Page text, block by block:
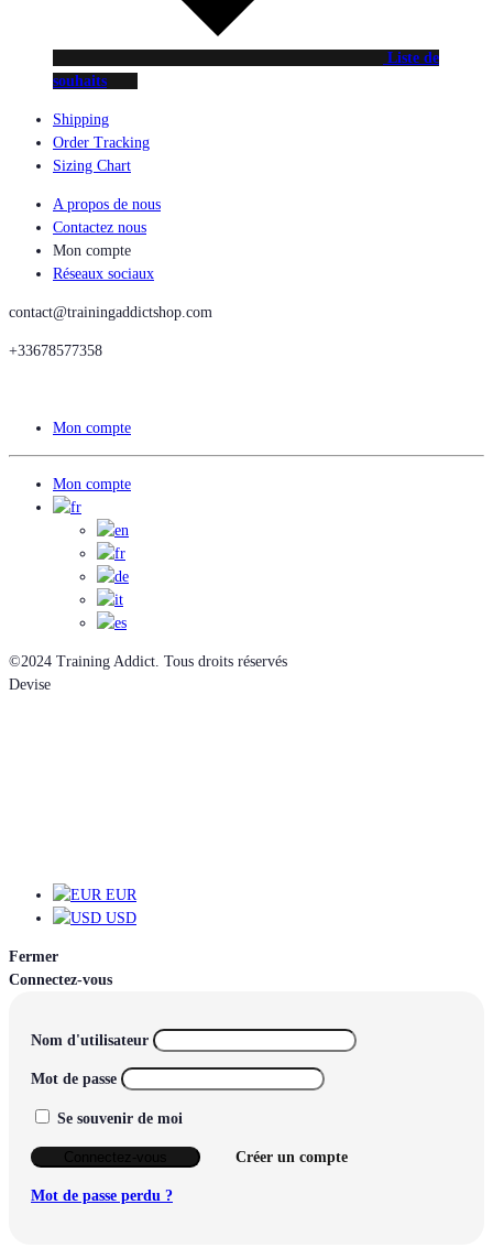
Liste de
souhaits
Shipping
Order Tracking
Sizing Chart
A propos de nous
Contactez nous
Mon compte
Réseaux sociaux
contact@trainingaddictshop.com
+33678577358
Mon compte
Mon compte
©2024 Training Addict. Tous droits réservés
Devise
EUR
USD
Fermer
Connectez-vous
Nom d'utilisateur
Mot de passe
Se souvenir de moi
Créer un compte
Mot de passe perdu ?